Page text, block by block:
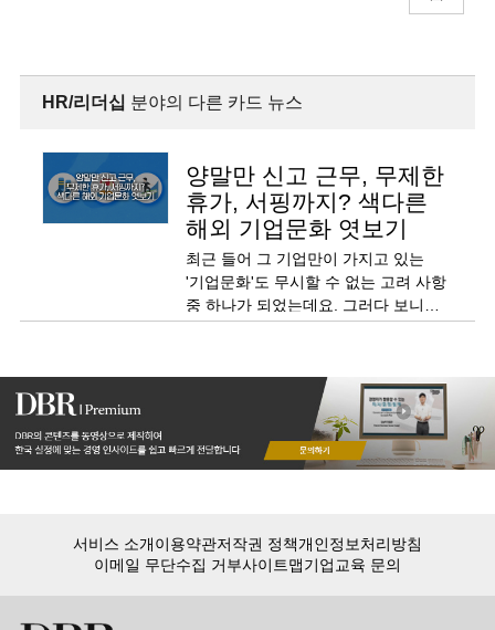
HR/리더십 분야의 다른 카드 뉴스
양말만 신고 근무, 무제한
휴가, 서핑까지? 색다른
해외 기업문화 엿보기
최근 들어 그 기업만이 가지고 있는
'기업문화'도 무시할 수 없는 고려 사항
중 하나가 되었는데요. 그러다 보니
주목받고 있습니다. 해외의 색다른
기업 문화 세 가지를 소개합니다.
서비스 소개이용약관저작권 정책개인정보처리방침
이메일 무단수집 거부사이트맵기업교육 문의